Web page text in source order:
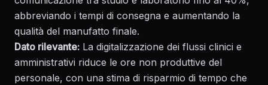
abbreviando i tempi di consegna e aumentando la
qualità del manufatto finale.
Dato rilevante: La digitalizzazione dei flussi clinici e
amministrativi riduce le ore non produttive del
personale, con una stima di risparmio di tempo che